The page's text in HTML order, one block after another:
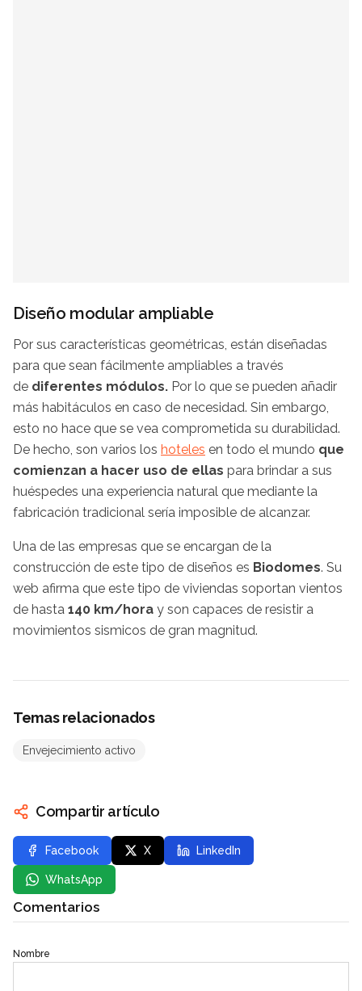
Diseño modular ampliable
Por sus características geométricas, están diseñadas
para que sean fácilmente ampliables a través
de diferentes módulos. Por lo que se pueden añadir
más habitáculos en caso de necesidad. Sin embargo,
esto no hace que se vea comprometida su durabilidad.
De hecho, son varios los hoteles en todo el mundo que
comienzan a hacer uso de ellas para brindar a sus
huéspedes una experiencia natural que mediante la
fabricación tradicional sería imposible de alcanzar.
Una de las empresas que se encargan de la
construcción de este tipo de diseños es Biodomes. Su
web afirma que este tipo de viviendas soportan vientos
de hasta 140 km/hora y son capaces de resistir a
movimientos sismicos de gran magnitud.
Temas relacionados
Envejecimiento activo
Compartir artículo
Facebook X LinkedIn
WhatsApp
Comentarios
Nombre